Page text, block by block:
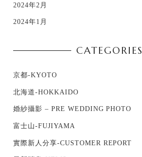
2024年2月
2024年1月
CATEGORIES
京都-KYOTO
北海道-HOKKAIDO
婚紗攝影 – PRE WEDDING PHOTO
富士山-FUJIYAMA
實際新人分享-CUSTOMER REPORT